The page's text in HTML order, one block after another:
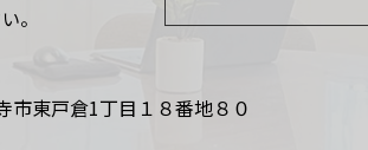
。
市東戸倉1丁目１８番地８０